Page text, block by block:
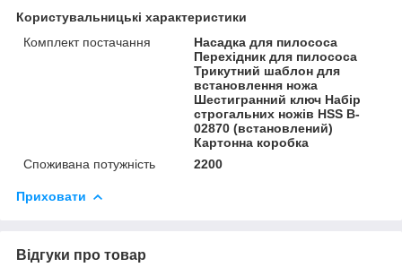
Користувальницькі характеристики
Комплект постачання
Насадка для пилососа
Перехідник для пилососа
Трикутний шаблон для
встановлення ножа
Шестигранний ключ Набір
строгальних ножів HSS B-
02870 (встановлений)
Картонна коробка
Споживана потужність
2200
Приховати
Відгуки про товар